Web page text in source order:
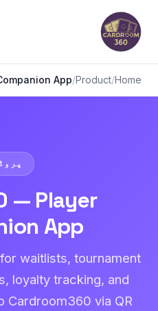
Home
/
Product
/
App
— Player
App
waitlists, tournament
loyalty tracking, and
Cardroom360 via QR